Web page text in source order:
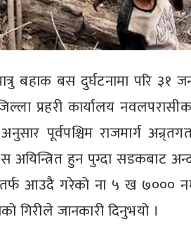
बहाक बस दुर्घटनामा परि ३१
प्रहरी कार्यालय
पूर्वपश्चिम राजमार्ग
अयिन्त्रित हुन पुग्दा सडकबाट
आउदै गरेको ना ५ ख ७०००
गिरीले जानकारी दिनुभयो ।